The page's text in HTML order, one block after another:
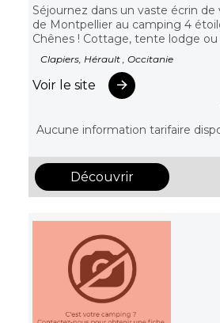
Séjournez dans un vaste écrin de
de Montpellier au camping 4
Chênes ! Cottage, tente lodge
Clapiers, Hérault , Occitanie
Voir le site
Aucune information tarifaire
Découvrir